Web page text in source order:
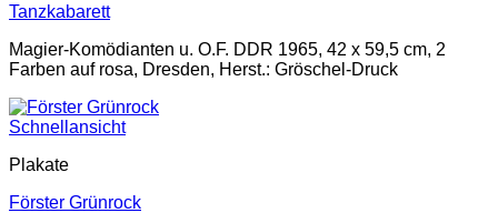
Tanzkabarett
Magier-Komödianten u. O.F. DDR 1965, 42 x 59,5 cm, 2
Farben auf rosa, Dresden, Herst.: Gröschel-Druck
Schnellansicht
Plakate
Förster Grünrock